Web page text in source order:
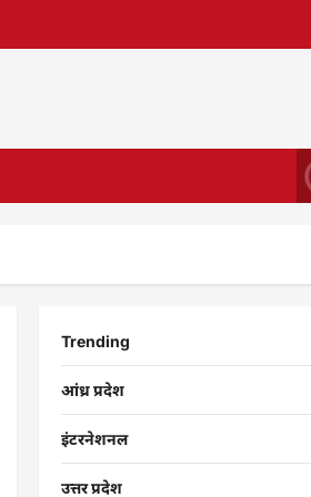
Trending
आंध्र प्रदेश
इंटरनेशनल
उत्तर प्रदेश